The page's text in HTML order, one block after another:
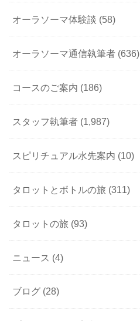
オーラソーマ体験談 (58)
オーラソーマ通信執筆者 (636)
コースのご案内 (186)
スタッフ執筆者 (1,987)
スピリチュアル水先案内 (10)
タロットとボトルの旅 (311)
タロットの旅 (93)
ニュース (4)
ブログ (28)